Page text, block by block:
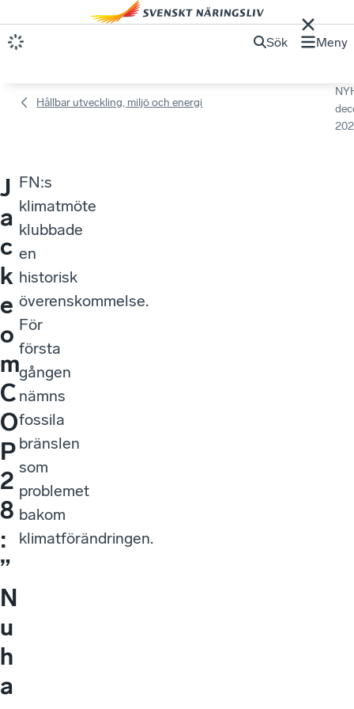
Sök Meny
Hållbar utveckling, miljö och energi
J
a
c
k
e
o
m
C
O
P
2
8
:
”
N
u
h
a
FN:s
klimatmöte
klubbade
en
historisk
överenskommelse.
För
första
gången
nämns
fossila
bränslen
som
problemet
bakom
klimatförändringen.